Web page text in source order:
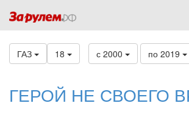
ГАЗ 18 с 2000 по 2019
ГЕРОЙ НЕ СВОЕГО